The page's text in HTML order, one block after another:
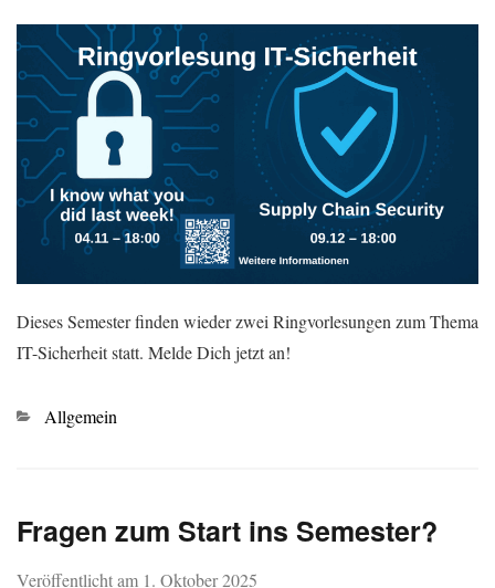
Dieses Semester finden wieder zwei Ringvorlesungen zum Thema
IT-Sicherheit statt. Melde Dich jetzt an!
Kategorien
Allgemein
Fragen zum Start ins Semester?
Veröffentlicht am 1. Oktober 2025